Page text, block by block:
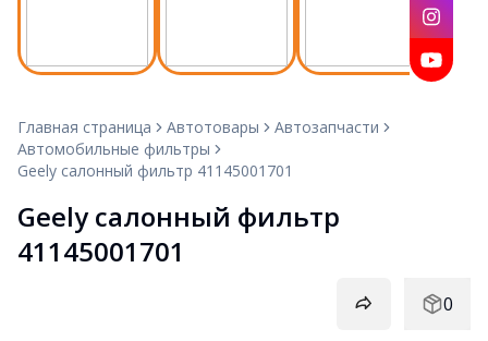
Главная страница Автотовары
Автозапчасти
Автомобильные фильтры
Geely салонный фильтр 41145001701
Geely салонный фильтр
41145001701
0